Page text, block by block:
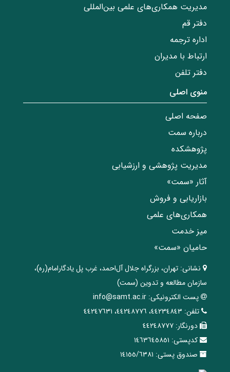
مدیریت همکاری‌های علمی بین‌المللی
دفتر قم
اداره ترجمه
ارتباط با مدیران
دفتر تلفن
منوی اصلی
صفحه اصلی
درباره سمت
پژوهشکده
مدیریت پژوهشی و ارزشیابی
آثار «سمت»
بازاریابی و فروش
همکاری‌های علمی
میز خدمت
حامیان «سمت»
نشانی: تهران، ‌بزرگراه ‌جلال آل‌احمد، غرب پل يادگار‌امام(ره)‌،
سازمان مطالعه و تدوین‌ (سمت)
پست الکترونیکی: info@samt.ac.ir
تلفن: ٤٤٢٣٤٨٤٣، ٤٤٢٤٨٧٧٦، ٤٤٢٤٧٦٣١
دورنگار: ٤٤٢٤٨٧٧٧
کدپستی: ١٤٦٣٦٤٥٨٥١
صندوق پستی: ١٤١٥٥/٦٣٨١